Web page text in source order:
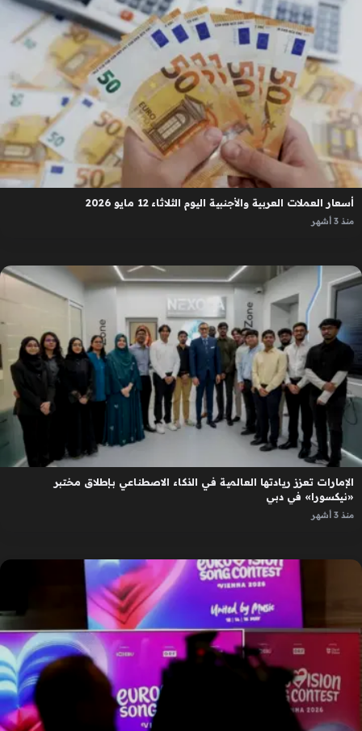
أسعار العملات العربية والأجنبية اليوم الثلاثاء 12 مايو 2026
منذ 3 أشهر
الإمارات تعزز ريادتها العالمية في الذكاء الاصطناعي بإطلاق مختبر
«نيكسورا» في دبي
منذ 3 أشهر